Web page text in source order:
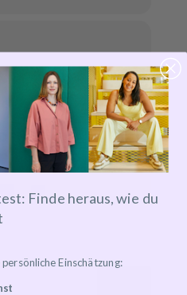
Finde heraus, wie du
Einschätzung: